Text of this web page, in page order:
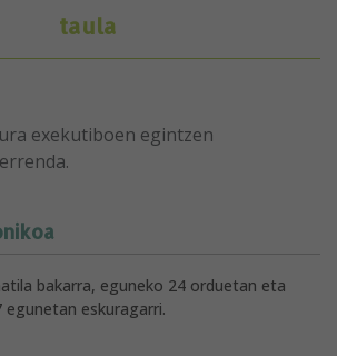
taula
exekutiboen egintzen
bakarra, eguneko 24 orduetan eta
egunetan eskuragarri.